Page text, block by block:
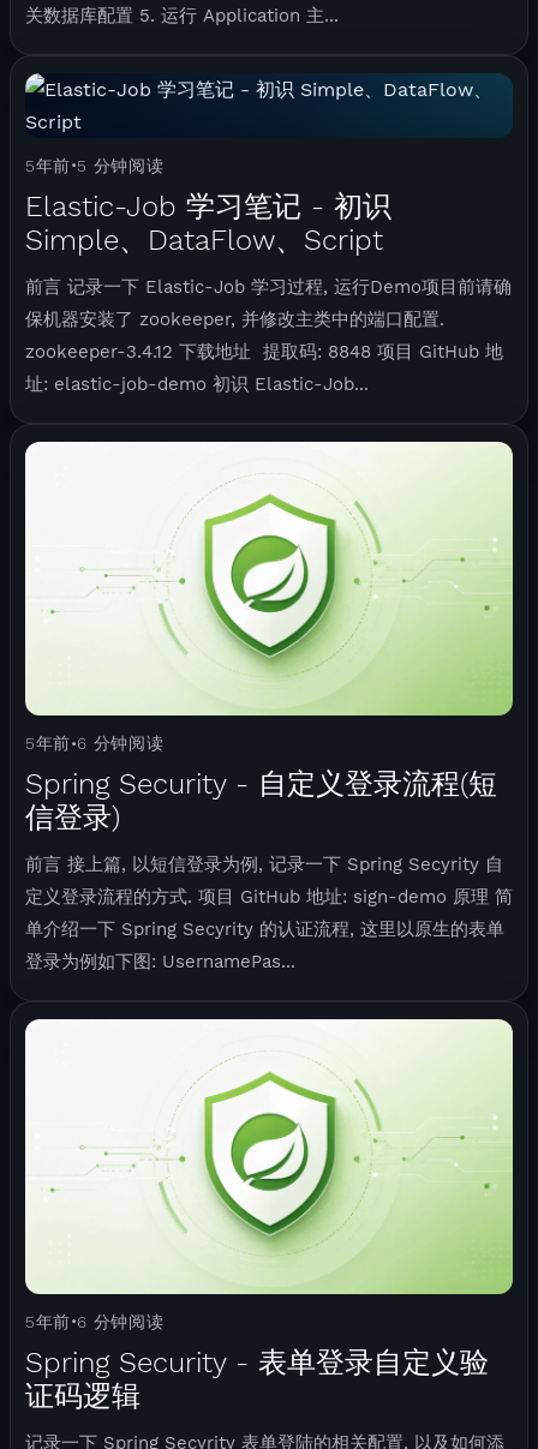
关数据库配置 5. 运行 Application 主...
5年前•5 分钟阅读
Elastic-Job 学习笔记 - 初识
Simple、DataFlow、Script
前言 记录一下 Elastic-Job 学习过程, 运行Demo项目前请确
保机器安装了 zookeeper, 并修改主类中的端口配置.
zookeeper-3.4.12 下载地址 提取码: 8848 项目 GitHub 地
址: elastic-job-demo 初识 Elastic-Job...
5年前•6 分钟阅读
Spring Security - 自定义登录流程(短
信登录)
前言 接上篇, 以短信登录为例, 记录一下 Spring Secyrity 自
定义登录流程的方式. 项目 GitHub 地址: sign-demo 原理 简
单介绍一下 Spring Secyrity 的认证流程, 这里以原生的表单
登录为例如下图: UsernamePas...
5年前•6 分钟阅读
Spring Security - 表单登录自定义验
证码逻辑
记录一下 Spring Secyrity 表单登陆的相关配置, 以及如何添